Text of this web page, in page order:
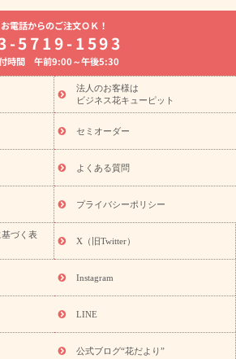
祝いの花特集
誕生日フラワーギフト特集
キョウ)
開店・開業祝い
悔やみ お供え・お悔やみの花
・葬儀に贈る花 胡蝶蘭・花鉢
イベント
ひまわり ギフト・プレゼント
盆） 季節のイベント
お盆 花（新
盆・初盆）
お盆・お供え 花とセットギ
ザーブドフラワー
ひまわり ギフト・プ
り・お中元・暑中見舞い 花のギフト特集
フト・プレゼント特集
集
敬老の日 花のおすすめランキング
敬
・プレゼント特集
敬老の日 花とセットギ
敬老の日の花 全てのギフト一覧
キャン
ーガーディアンズ』コラボキャンペーン
す」キャンペーン
誕生日の花を探す
誕生日フラワーギフト特集
の誕生花(リンドウ)
当日配達特急便 お祝い商品一覧
お電話からのご注文ＯＫ！
5719-1593
時間 午前9:00～午後5:30
法人のお客様は
ビジネス花キューピット
セミオーダー
よくある質問
プライバシーポリシー
づく表
X（旧Twitter）
Instagram
LINE
公式ブログ“花だより”